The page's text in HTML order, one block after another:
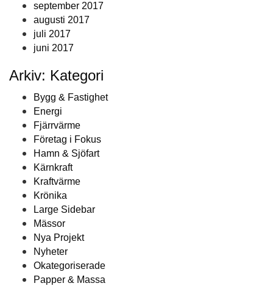
september 2017
augusti 2017
juli 2017
juni 2017
Arkiv: Kategori
Bygg & Fastighet
Energi
Fjärrvärme
Företag i Fokus
Hamn & Sjöfart
Kärnkraft
Kraftvärme
Krönika
Large Sidebar
Mässor
Nya Projekt
Nyheter
Okategoriserade
Papper & Massa